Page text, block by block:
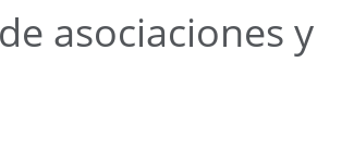
asociaciones y